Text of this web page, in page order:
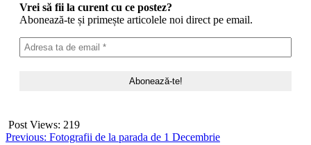
Vrei să fii la curent cu ce postez?
Abonează-te și primește articolele noi direct pe email.
Post Views: 219
Post
Previous: Fotografii de la parada de 1 Decembrie